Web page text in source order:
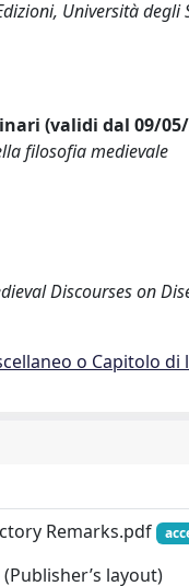
Università degli
(validi dal 09/05/
filosofia medievale
Discourses on
o Capitolo
Remarks.pdf
layout)